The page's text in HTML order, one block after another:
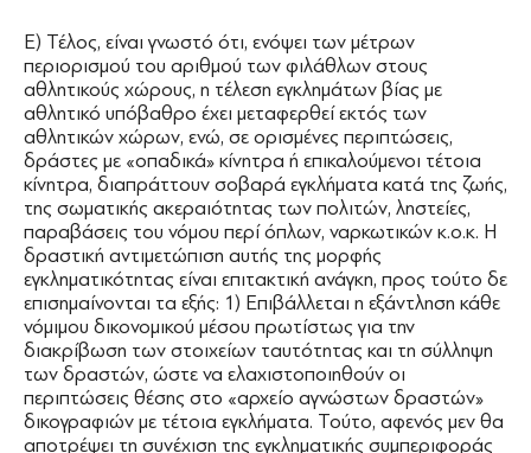
Ε) Τέλος, είναι γνωστό ότι, ενόψει των μέτρων
περιορισμού του αριθμού των φιλάθλων στους
αθλητικούς χώρους, η τέλεση εγκλημάτων βίας με
αθλητικό υπόβαθρο έχει μεταφερθεί εκτός των
αθλητικών χώρων, ενώ, σε ορισμένες περιπτώσεις,
δράστες με «οπαδικά» κίνητρα ή επικαλούμενοι τέτοια
κίνητρα, διαπράττουν σοβαρά εγκλήματα κατά της ζωής,
της σωματικής ακεραιότητας των πολιτών, ληστείες,
παραβάσεις του νόμου περί όπλων, ναρκωτικών κ.ο.κ. Η
δραστική αντιμετώπιση αυτής της μορφής
εγκληματικότητας είναι επιτακτική ανάγκη, προς τούτο δε
επισημαίνονται τα εξής: 1) Επιβάλλεται η εξάντληση κάθε
νόμιμου δικονομικού μέσου πρωτίστως για την
διακρίβωση των στοιχείων ταυτότητας και τη σύλληψη
των δραστών, ώστε να ελαχιστοποιηθούν οι
περιπτώσεις θέσης στο «αρχείο αγνώστων δραστών»
δικογραφιών με τέτοια εγκλήματα. Τούτο, αφενός μεν θα
αποτρέψει τη συνέχιση της εγκληματικής συμπεριφοράς